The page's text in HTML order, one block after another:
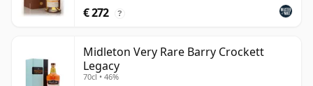
€ 272 ?
Midleton Very Rare Barry Crockett
Legacy
70cl • 46%